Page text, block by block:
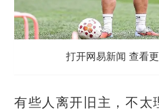
打开网易新闻 查看
有些人离开旧主，不太